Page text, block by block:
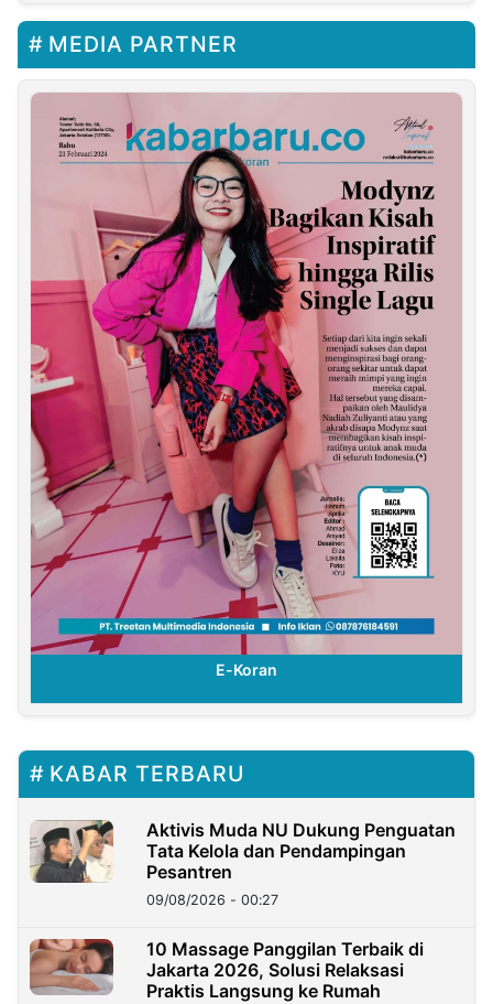
MEDIA PARTNER
E-Koran
KABAR TERBARU
Aktivis Muda NU Dukung Penguatan
Tata Kelola dan Pendampingan
Pesantren
09/08/2026 - 00:27
10 Massage Panggilan Terbaik di
Jakarta 2026, Solusi Relaksasi
Praktis Langsung ke Rumah